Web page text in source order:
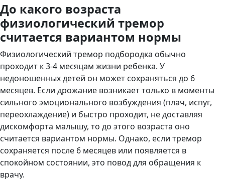
До какого возраста
физиологический тремор
считается вариантом нормы
Физиологический тремор подбородка обычно
проходит к 3-4 месяцам жизни ребенка. У
недоношенных детей он может сохраняться до 6
месяцев. Если дрожание возникает только в моменты
сильного эмоционального возбуждения (плач, испуг,
переохлаждение) и быстро проходит, не доставляя
дискомфорта малышу, то до этого возраста оно
считается вариантом нормы. Однако, если тремор
сохраняется после 6 месяцев или появляется в
спокойном состоянии, это повод для обращения к
врачу.